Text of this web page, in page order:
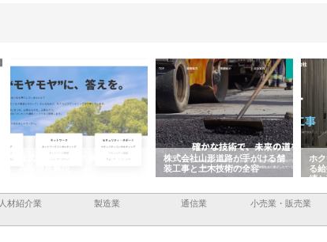
株式会社ＣＳＡの事業内容と強
株式会社山形道路が手がける舗
装工事と土木技術の全容
ホ
る
績
人材紹介業 製造業 通信業 小売業・販売業